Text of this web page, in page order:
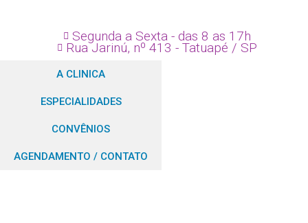
Segunda a Sexta - das 8 as 17h
Rua Jarinú, nº 413 - Tatuapé / SP
A CLINICA
ESPECIALIDADES
CONVÊNIOS
AGENDAMENTO / CONTATO